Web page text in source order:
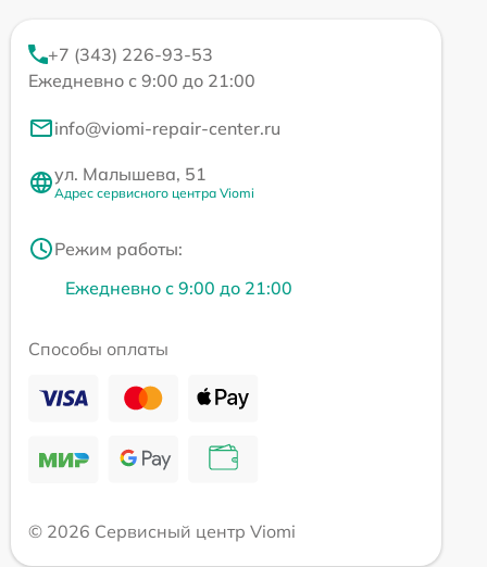
+7 (343) 226-93-53
Ежедневно с 9:00 до 21:00
info@viomi-repair-center.ru
ул. Малышева, 51
Адрес сервисного центра Viomi
Режим работы:
Ежедневно с 9:00 до 21:00
Способы оплаты
© 2026 Сервисный центр Viomi